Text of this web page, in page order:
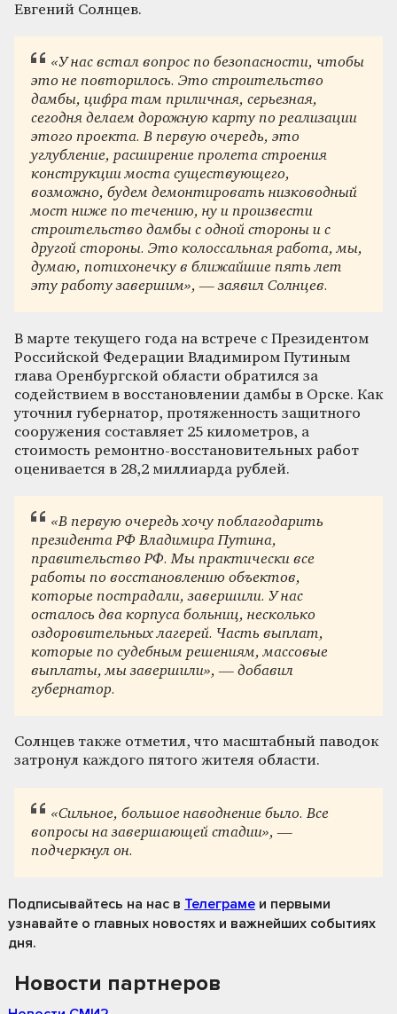
Евгений Солнцев.
«У нас встал вопрос по безопасности, чтобы
это не повторилось. Это строительство
дамбы, цифра там приличная, серьезная,
сегодня делаем дорожную карту по реализации
этого проекта. В первую очередь, это
углубление, расширение пролета строения
конструкции моста существующего,
возможно, будем демонтировать низководный
мост ниже по течению, ну и произвести
строительство дамбы с одной стороны и с
другой стороны. Это колоссальная работа, мы,
думаю, потихонечку в ближайшие пять лет
эту работу завершим», — заявил Солнцев.
В марте текущего года на встрече с Президентом
Российской Федерации Владимиром Путиным
глава Оренбургской области обратился за
содействием в восстановлении дамбы в Орске. Как
уточнил губернатор, протяженность защитного
сооружения составляет 25 километров, а
стоимость ремонтно-восстановительных работ
оценивается в 28,2 миллиарда рублей.
«В первую очередь хочу поблагодарить
президента РФ Владимира Путина,
правительство РФ. Мы практически все
работы по восстановлению объектов,
которые пострадали, завершили. У нас
осталось два корпуса больниц, несколько
оздоровительных лагерей. Часть выплат,
которые по судебным решениям, массовые
выплаты, мы завершили», — добавил
губернатор.
Солнцев также отметил, что масштабный паводок
затронул каждого пятого жителя области.
«Сильное, большое наводнение было. Все
вопросы на завершающей стадии», —
подчеркнул он.
Подписывайтесь на нас в Телеграме и первыми
узнавайте о главных новостях и важнейших событиях
дня.
Новости партнеров